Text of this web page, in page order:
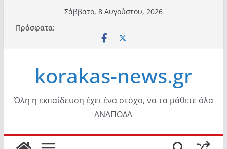
περιεχόμενο
Σάββατο, 8 Αυγούστου, 2026
Πρόσφατα:
korakas-news.gr
Όλη η εκπαίδευση έχει ένα στόχο, να τα μάθετε όλα
ΑΝΑΠΟΔΑ